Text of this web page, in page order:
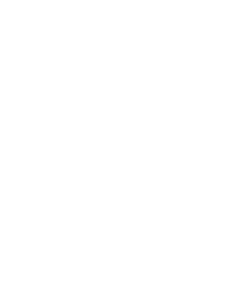
chất Việt với AI